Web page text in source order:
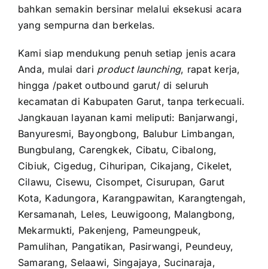
bahkan semakin bersinar melalui eksekusi acara
yang sempurna dan berkelas.
Kami siap mendukung penuh setiap jenis acara
Anda, mulai dari product launching, rapat kerja,
hingga /paket outbound garut/ di seluruh
kecamatan di Kabupaten Garut, tanpa terkecuali.
Jangkauan layanan kami meliputi: Banjarwangi,
Banyuresmi, Bayongbong, Balubur Limbangan,
Bungbulang, Carengkek, Cibatu, Cibalong,
Cibiuk, Cigedug, Cihuripan, Cikajang, Cikelet,
Cilawu, Cisewu, Cisompet, Cisurupan, Garut
Kota, Kadungora, Karangpawitan, Karangtengah,
Kersamanah, Leles, Leuwigoong, Malangbong,
Mekarmukti, Pakenjeng, Pameungpeuk,
Pamulihan, Pangatikan, Pasirwangi, Peundeuy,
Samarang, Selaawi, Singajaya, Sucinaraja,